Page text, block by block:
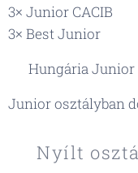
3× Junior CACIB
3× Best Junior
🏆 Hungária
Junior osztályban
🌟 Nyílt